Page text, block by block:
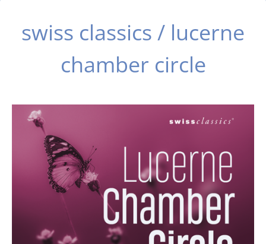
swiss classics / lucerne
chamber circle